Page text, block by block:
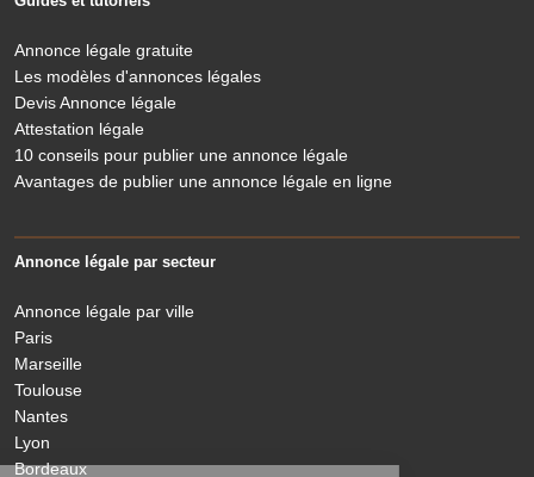
Annonce légale gratuite
Les modèles d'annonces légales
Devis Annonce légale
Attestation légale
10 conseils pour publier une annonce légale
Avantages de publier une annonce légale en ligne
Annonce légale par secteur
Annonce légale par ville
Paris
Marseille
Toulouse
Nantes
Lyon
Bordeaux